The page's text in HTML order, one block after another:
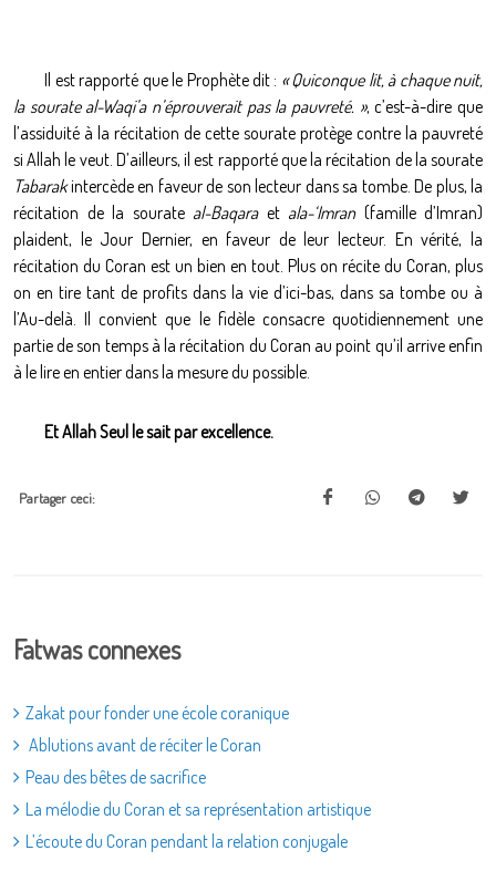
Il est rapporté que le Prophète dit : « Quiconque lit, à chaque nuit,
la sourate al-Waqi’a n’éprouverait pas la pauvreté. », c’est-à-dire que
l’assiduité à la récitation de cette sourate protège contre la pauvreté
si Allah le veut. D’ailleurs, il est rapporté que la récitation de la sourate
Tabarakintercède en faveur de son lecteur dans sa tombe. De plus, la
récitation de la sourate al-Baqaraet ala-‘Imran(famille d’Imran)
plaident, le Jour Dernier, en faveur de leur lecteur. En vérité, la
récitation du Coran est un bien en tout. Plus on récite du Coran, plus
on en tire tant de profits dans la vie d’ici-bas, dans sa tombe ou à
l’Au-delà. Il convient que le fidèle consacre quotidiennement une
partie de son temps à la récitation du Coran au point qu’il arrive enfin
à le lire en entier dans la mesure du possible.
Et Allah Seul le sait par excellence.
Partager ceci:
Fatwas connexes
Zakat pour fonder une école coranique
Ablutions avant de réciter le Coran
Peau des bêtes de sacrifice
La mélodie du Coran et sa représentation artistique
L’écoute du Coran pendant la relation conjugale